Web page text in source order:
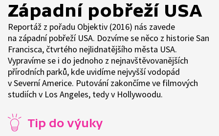
Západní pobřeží USA
Reportáž z pořadu Objektiv (2016) nás zavede
na západní pobřeží USA. Dozvíme se něco z historie San
Francisca, čtvrtého nejlidnatějšího města USA.
Vypravíme se i do jednoho z nejnavštěvovanějších
přírodních parků, kde uvidíme nejvyšší vodopád
v Severní Americe. Putování zakončíme ve filmových
studiích v Los Angeles, tedy v Hollywoodu.
Tip do výuky